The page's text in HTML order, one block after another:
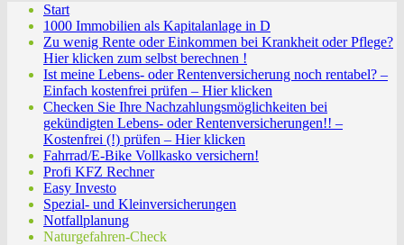
Start
1000 Immobilien als Kapitalanlage in D
Zu wenig Rente oder Einkommen bei Krankheit oder Pflege?
Hier klicken zum selbst berechnen !
Ist meine Lebens- oder Rentenversicherung noch rentabel? –
Einfach kostenfrei prüfen – Hier klicken
Checken Sie Ihre Nachzahlungsmöglichkeiten bei
gekündigten Lebens- oder Rentenversicherungen!! –
Kostenfrei (!) prüfen – Hier klicken
Fahrrad/E-Bike Vollkasko versichern!
Profi KFZ Rechner
Easy Investo
Spezial- und Kleinversicherungen
Notfallplanung
Naturgefahren-Check